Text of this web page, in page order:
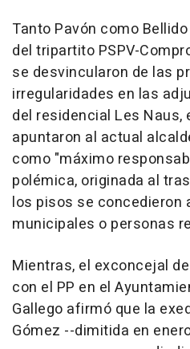
Tanto Pavón como
del tripartito PSPV-
se desvincularon de las
irregularidades en las
del residencial Les Naus,
apuntaron al actual
como "máximo
polémica, originada al
los pisos se concedieron
municipales o personas
Mientras, el exconcejal
con el PP en el
Gallego afirmó que la
Gómez --dimitida en